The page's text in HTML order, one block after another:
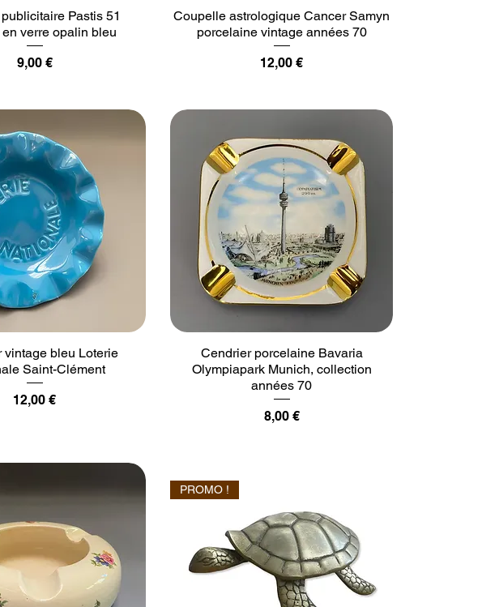
Pastis 51
verre opalin bleu
Prix
9,00 €
Coupelle astrologique Cancer Samyn
porcelaine vintage années 70
Prix
12,00 €
vintage bleu Loterie
Saint-Clément
Prix
12,00 €
Cendrier porcelaine Bavaria
Olympiapark Munich, collection
années 70
Prix
8,00 €
PROMO !